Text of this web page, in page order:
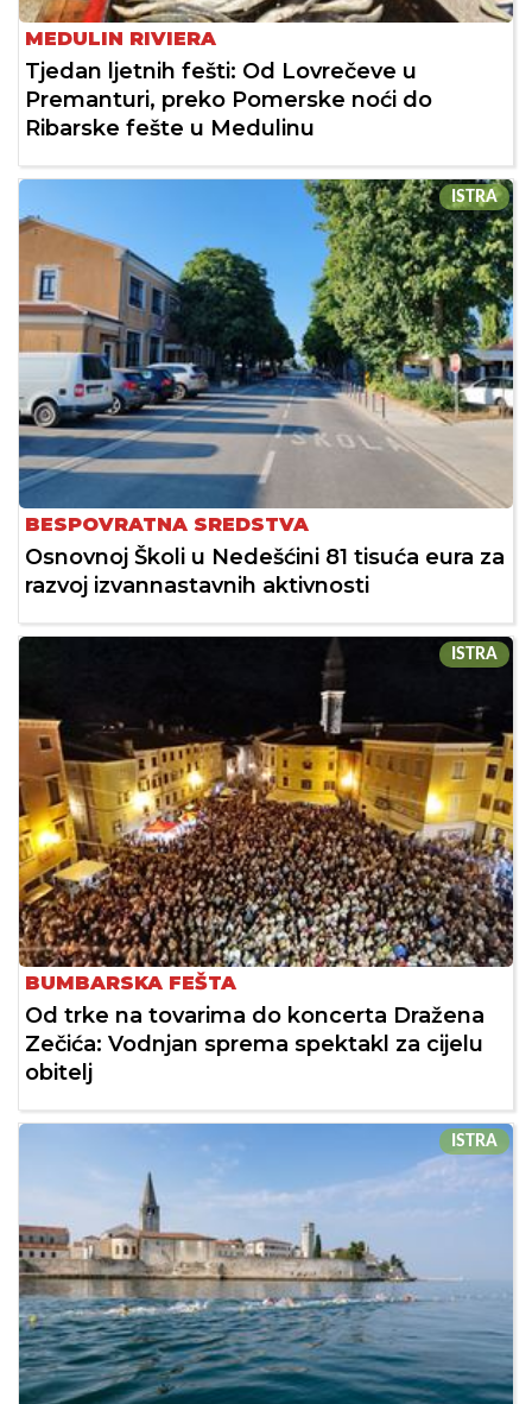
MEDULIN RIVIERA
Tjedan ljetnih fešti: Od Lovrečeve u
Premanturi, preko Pomerske noći do
Ribarske fešte u Medulinu
ISTRA
BESPOVRATNA SREDSTVA
Osnovnoj Školi u Nedešćini 81 tisuća eura za
razvoj izvannastavnih aktivnosti
ISTRA
BUMBARSKA FEŠTA
Od trke na tovarima do koncerta Dražena
Zečića: Vodnjan sprema spektakl za cijelu
obitelj
ISTRA